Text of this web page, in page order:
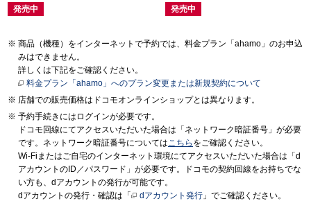
発売中 発売中
商品（機種）をインターネットで予約では、料金プラン「ahamo」のお申込
みはできません。
詳しくは下記をご確認ください。
料金プラン「ahamo」へのプラン変更または新規契約について
店舗での販売価格はドコモオンラインショップとは異なります。
予約手続きにはログインが必要です。
ドコモ回線にてアクセスいただいた場合は「ネットワーク暗証番号」が必要
です。ネットワーク暗証番号については こちら をご確認ください。
Wi-Fiまたはご自宅のインターネット環境にてアクセスいただいた場合は「d
アカウントのID／パスワード」が必要です。ドコモの契約回線をお持ちでな
い方も、dアカウントの発行が可能です。
dアカウントの発行・確認は「
dアカウント発行 」でご確認ください。